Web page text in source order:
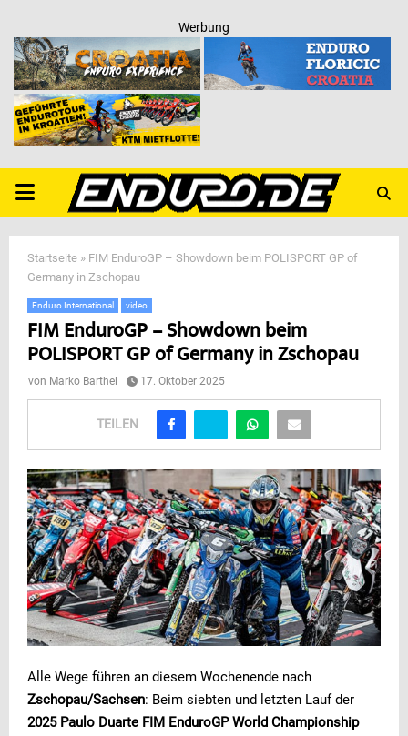
Werbung
PRIMARY
MENU
Startseite » FIM EnduroGP – Showdown beim POLISPORT GP of
Germany in Zschopau
Enduro International video
FIM EnduroGP – Showdown beim
POLISPORT GP of Germany in Zschopau
von Marko Barthel 17. Oktober 2025
TEILEN
Alle Wege führen an diesem Wochenende nach
Zschopau/Sachsen: Beim siebten und letzten Lauf der
2025 Paulo Duarte FIM EnduroGP World Championship